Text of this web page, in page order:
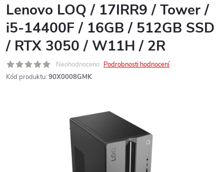
Lenovo LOQ / 17IRR9 / Tower /
i5-14400F / 16GB / 512GB SSD
/ RTX 3050 / W11H / 2R
Neohodnoceno Podrobnosti hodnocení
Kód produktu: 90X0008GMK